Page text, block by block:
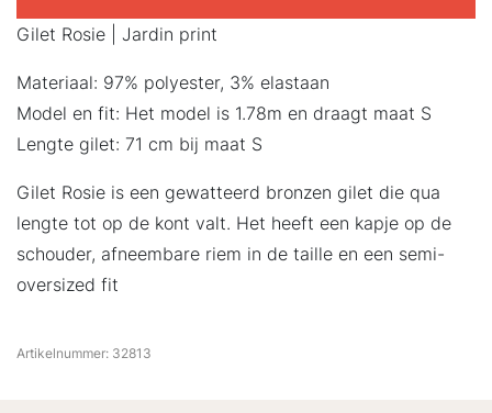
Gilet Rosie | Jardin print
Materiaal: 97% polyester, 3% elastaan
Model en fit: Het model is 1.78m en draagt maat S
Lengte gilet: 71 cm bij maat S
Gilet Rosie is een gewatteerd bronzen gilet die qua
lengte tot op de kont valt. Het heeft een kapje op de
schouder, afneembare riem in de taille en een semi-
oversized fit
Artikelnummer: 32813